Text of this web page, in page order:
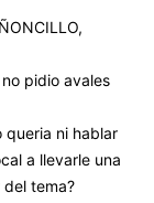
pidio avales
queria ni hablar
a llevarle una
tema?